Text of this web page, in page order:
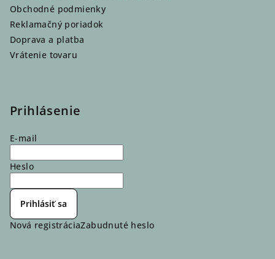
Obchodné podmienky
Reklamačný poriadok
Doprava a platba
Vrátenie tovaru
Prihlásenie
E-mail
Heslo
Prihlásiť sa
Nová registráciaZabudnuté heslo